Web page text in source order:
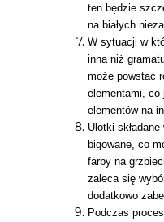
ten będzie
na białych
W sytuacji w
inna niż
może powstać
elementami, co
elementów na
Ulotki
bigowane, co
farby na
zaleca się
dodatkowo
Podczas